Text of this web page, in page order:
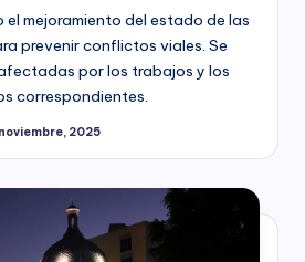
mejoramiento del estado de las
prevenir conflictos viales. Se
por los trabajos y los
correspondientes.
2025